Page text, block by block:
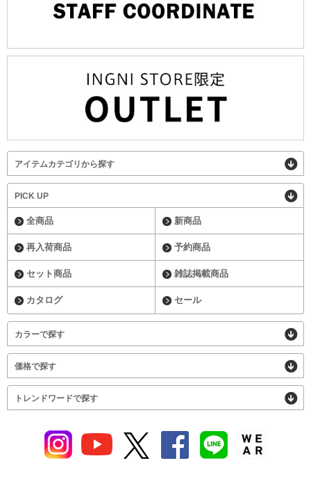
アイテムカテゴリから探す
PICK UP
全商品 新商品
再入荷商品 予約商品
セット商品 雑誌掲載商品
カタログ セール
カラーで探す
価格で探す
トレンドワードで探す